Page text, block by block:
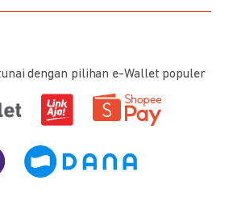
dengan pilihan e-Wallet populer